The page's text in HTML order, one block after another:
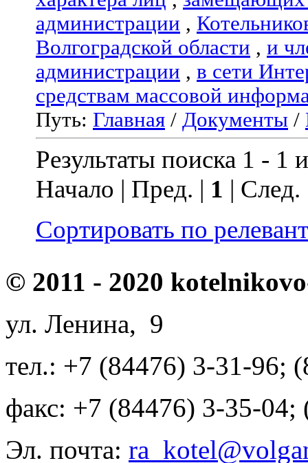
администрации ,
Волгоградской области , и
администрации , в сети
средствам массовой
Путь: Главная / Документы /
Результаты поиска 1 - 1
Начало | Пред. | 1 |
Сортировать по
© 2011 - 2020
ул. Ленина, 9
тел.: +7 (84476) 3-31-96;
факс: +7 (84476) 3-35-04;
Эл. почта: